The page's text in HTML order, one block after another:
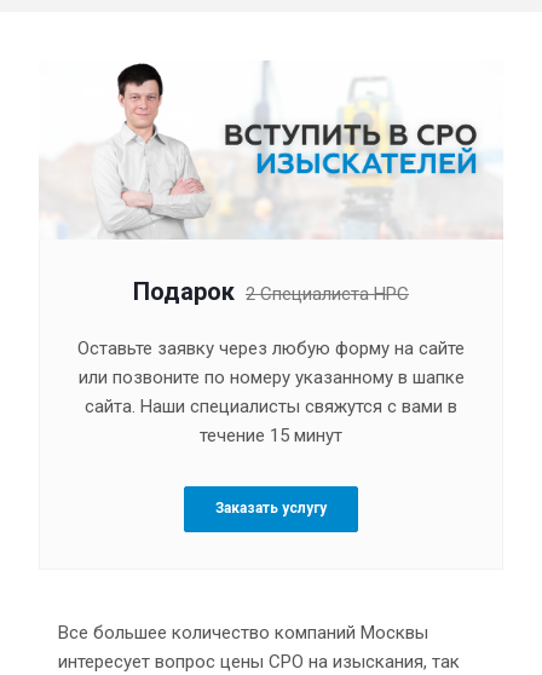
Подарок 2 Специалиста НРС
Оставьте заявку через любую форму на сайте
или позвоните по номеру указанному в шапке
сайта. Наши специалисты свяжутся с вами в
течение 15 минут
Заказать услугу
Все большее количество компаний Москвы
интересует вопрос цены СРО на изыскания, так